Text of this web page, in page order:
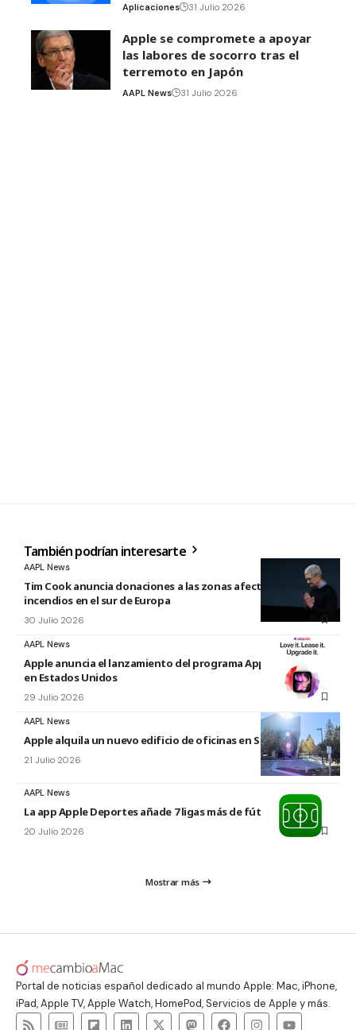
Aplicaciones 31 Julio 2026
Apple se compromete a apoyar
las labores de socorro tras el
terremoto en Japón
AAPL News 31 Julio 2026
También podrían interesarte
AAPL News
Tim Cook anuncia donaciones a las zonas afectadas por los
incendios en el sur de Europa
30 Julio 2026
AAPL News
Apple anuncia el lanzamiento del programa Apple Upgrade
en Estados Unidos
29 Julio 2026
AAPL News
Apple alquila un nuevo edificio de oficinas en Sunnyvale
21 Julio 2026
AAPL News
La app Apple Deportes añade 7 ligas más de fútbol
20 Julio 2026
Mostrar más
Portal de noticias español dedicado al mundo Apple: Mac, iPhone,
iPad, Apple TV, Apple Watch, HomePod, Servicios de Apple y más.